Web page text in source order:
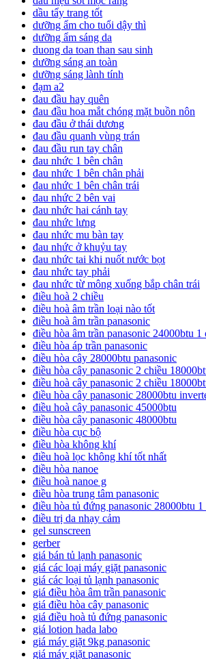
dầu tẩy trang tốt
dưỡng ẩm cho tuổi dậy thì
dưỡng ẩm sáng da
duong da toan than sau sinh
dưỡng sáng an toàn
dưỡng sáng lành tính
đạm a2
đau đầu hay quên
đau đầu hoa mắt chóng mặt buồn nôn
đau đầu ở thái dương
đau đầu quanh vùng trán
đau đầu run tay chân
đau nhức 1 bên chân
đau nhức 1 bên chân phải
đau nhức 1 bên chân trái
đau nhức 2 bên vai
đau nhức hai cánh tay
đau nhức lưng
đau nhức mu bàn tay
đau nhức ở khuỷu tay
đau nhức tai khi nuốt nước bọt
đau nhức tay phải
đau nhức từ mông xuống bắp chân trái
điều hoà 2 chiều
điều hoà âm trần loại nào tốt
điều hoà âm trần panasonic
điều hòa âm trần panasonic 24000btu 1
điều hòa áp trần panasonic
điều hòa cây 28000btu panasonic
điều hòa cây panasonic 2 chiều
điều hoà cây panasonic 2 chiều
điều hòa cây panasonic 28000btu
điều hoà cây panasonic 45000btu
điều hòa cây panasonic 48000btu
điều hòa cục bộ
điều hòa không khí
điều hoà lọc không khí tốt nhất
điều hòa nanoe
điều hoà nanoe g
điều hòa trung tâm panasonic
điều hòa tủ đứng panasonic 28000btu 1
điều trị da nhạy cảm
gel sunscreen
gerber
giá bán tủ lạnh panasonic
giá các loại máy giặt panasonic
giá các loại tủ lạnh panasonic
giá điều hòa âm trần panasonic
giá điều hòa cây panasonic
giá điều hoà tủ đứng panasonic
giá lotion hada labo
giá máy giặt 9kg panasonic
giá máy giặt panasonic